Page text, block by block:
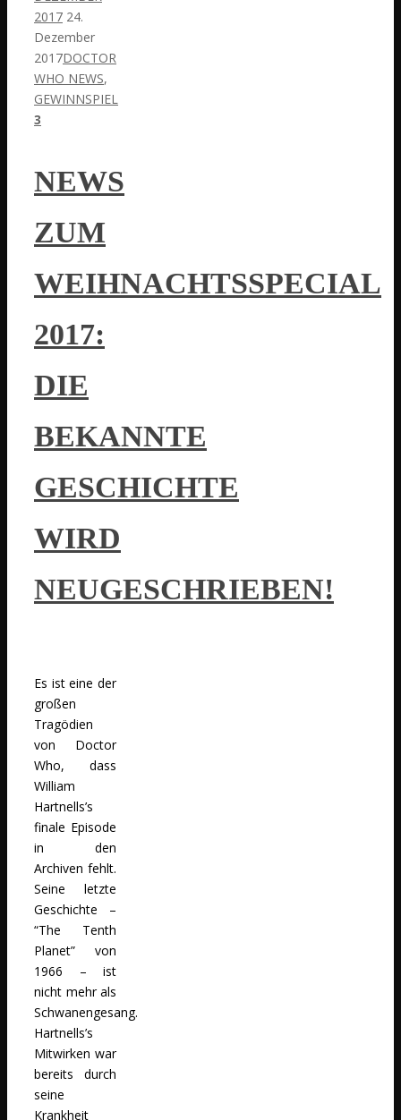
2017 24.
Dezember
2017DOCTOR
WHO NEWS,
GEWINNSPIEL
3
NEWS
ZUM
WEIHNACHTSSPECIAL
2017:
DIE
BEKANNTE
GESCHICHTE
WIRD
NEUGESCHRIEBEN!
Es ist eine der
großen
Tragödien
von Doctor
Who, dass
William
Hartnells’s
finale Episode
in den
Archiven fehlt.
Seine letzte
Geschichte –
“The Tenth
Planet” von
1966 – ist
nicht mehr als
Schwanengesang.
Hartnells’s
Mitwirken war
bereits durch
seine
Krankheit